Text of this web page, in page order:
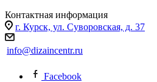
Контактная информация
г. Курск, ул. Суворовская, д. 37
info@dizaincentr.ru
Facebook